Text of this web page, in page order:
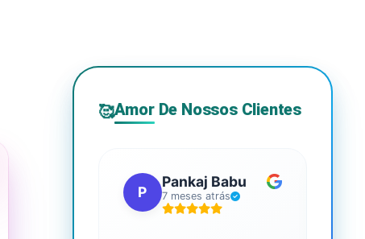
🥰Amor De Nossos Clientes
P
Pankaj Babu
7 meses atrás